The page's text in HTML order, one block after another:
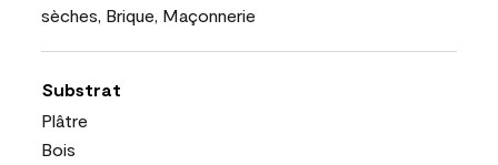
sèches, Brique, Maçonnerie
Substrat
Plâtre
Bois